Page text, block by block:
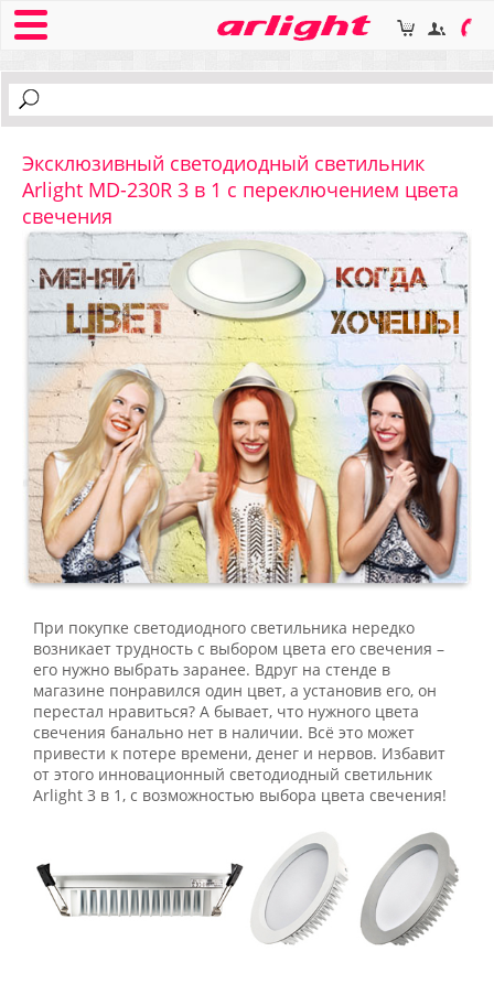
Эксклюзивный светодиодный светильник
Arlight MD-230R 3 в 1 с переключением цвета
свечения
При покупке светодиодного светильника нередко
возникает трудность с выбором цвета его свечения –
его нужно выбрать заранее. Вдруг на стенде в
магазине понравился один цвет, а установив его, он
перестал нравиться? А бывает, что нужного цвета
свечения банально нет в наличии. Всё это может
привести к потере времени, денег и нервов. Избавит
от этого инновационный светодиодный светильник
Arlight 3 в 1, с возможностью выбора цвета свечения!